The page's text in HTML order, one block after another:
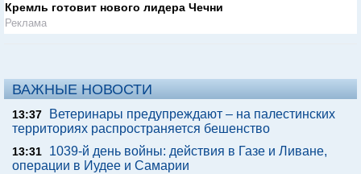
Кремль готовит нового лидера Чечни
Реклама
ВАЖНЫЕ НОВОСТИ
13:37
Ветеринары предупреждают – на палестинских
территориях распространяется бешенство
13:31
1039-й день войны: действия в Газе и Ливане,
операции в Иудее и Самарии